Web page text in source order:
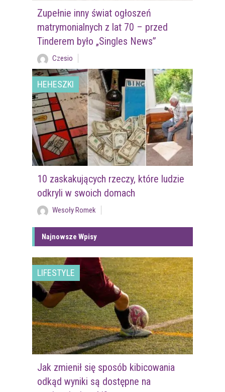
Zupełnie inny świat ogłoszeń
matrymonialnych z lat 70 – przed
Tinderem było „Singles News”
Czesio
HEHESZKI
10 zaskakujących rzeczy, które ludzie
odkryli w swoich domach
Wesoły Romek
Najnowsze Wpisy
LIFESTYLE
Jak zmienił się sposób kibicowania
odkąd wyniki są dostępne na